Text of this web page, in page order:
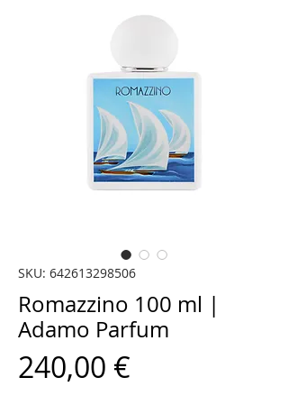
SKU: 642613298506
Romazzino 100 ml |
Adamo Parfum
240,00 €